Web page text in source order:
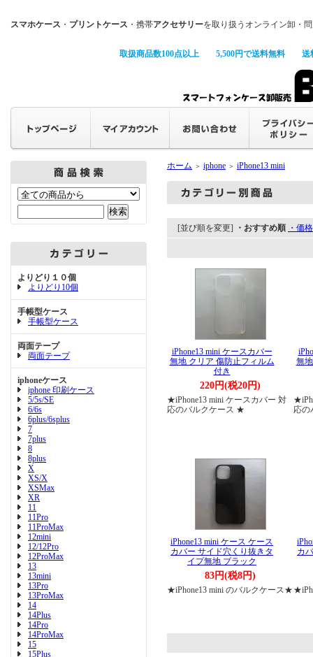
スマホケース ・ プリントケース ・携帯アクセサリーを取り扱うオンライン卸・
取扱商品数100点以上 5,500円で送料無料 送
よりどり１０個
よりどり10個
手帳型ケース
手帳型ケース
両面テープ
両面テープ
iphoneケース
iphone 印刷ケース
5/5s/SE
6/6s
6plus/6splus
7
7plus
8
8plus
X
XS/X
XSMax
XR
11
11Pro
11ProMax
12mini
12/12Pro
12ProMax
13
13mini
13Pro
13ProMax
14
14Plus
14Pro
14ProMax
15
15Plus
ホーム ＞ iphone ＞ iPhone13 mini
[並び順を変更] ・おすすめ順 ・価
iPhone13 mini ケースカバー
無地 クリア 傷防止フィルム
付き
220円(税20円)
★iPhone13 mini ケースカバー 対
応のバルクケース ★
無
応
iPhone13 mini ケース ケース
カバー サイド穴くり抜きタ
イプ無地 ブラック
83円(税8円)
★iPhone13 mini のバルクケース★
カ